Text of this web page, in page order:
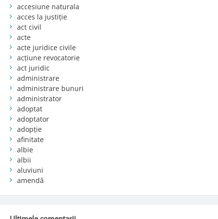
accesiune naturala
acces la justiție
act civil
acte
acte juridice civile
acțiune revocatorie
act juridic
administrare
administrare bunuri
administrator
adoptat
adoptator
adopție
afinitate
albie
albii
aluviuni
amendă